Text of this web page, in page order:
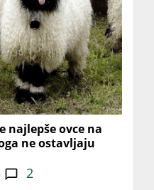
najlepše ovce na
ne ostavljaju
2